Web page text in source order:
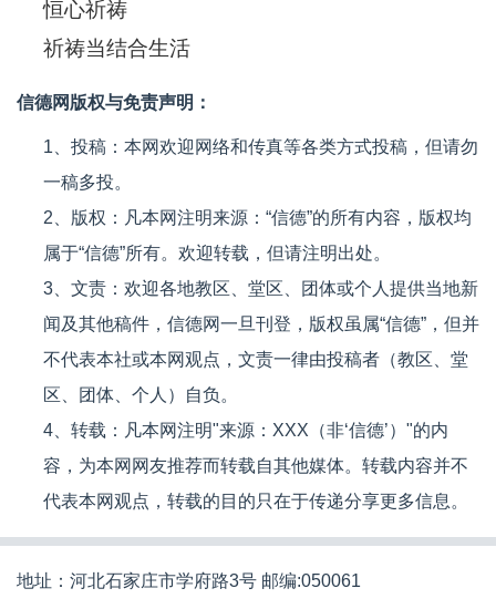
恒心祈祷
祈祷当结合生活
信德网版权与免责声明：
1、投稿：本网欢迎网络和传真等各类方式投稿，但请勿
一稿多投。
2、版权：凡本网注明来源：“信德”的所有内容，版权均
属于“信德”所有。欢迎转载，但请注明出处。
3、文责：欢迎各地教区、堂区、团体或个人提供当地新
闻及其他稿件，信德网一旦刊登，版权虽属“信德”，但并
不代表本社或本网观点，文责一律由投稿者（教区、堂
区、团体、个人）自负。
4、转载：凡本网注明"来源：XXX（非‘信德’）"的内
容，为本网网友推荐而转载自其他媒体。转载内容并不
代表本网观点，转载的目的只在于传递分享更多信息。
地址：河北石家庄市学府路3号 邮编:050061